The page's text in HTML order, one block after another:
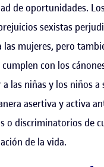
de oportunidades.
sexistas
mujeres, pero
con los
a las niñas y los niños a
asertiva y activa
o discriminatorios de
de la vida.